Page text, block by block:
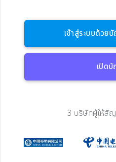
เข้าสู่ระบบด้วย
เปิด
3 บริษัทผู้ให้